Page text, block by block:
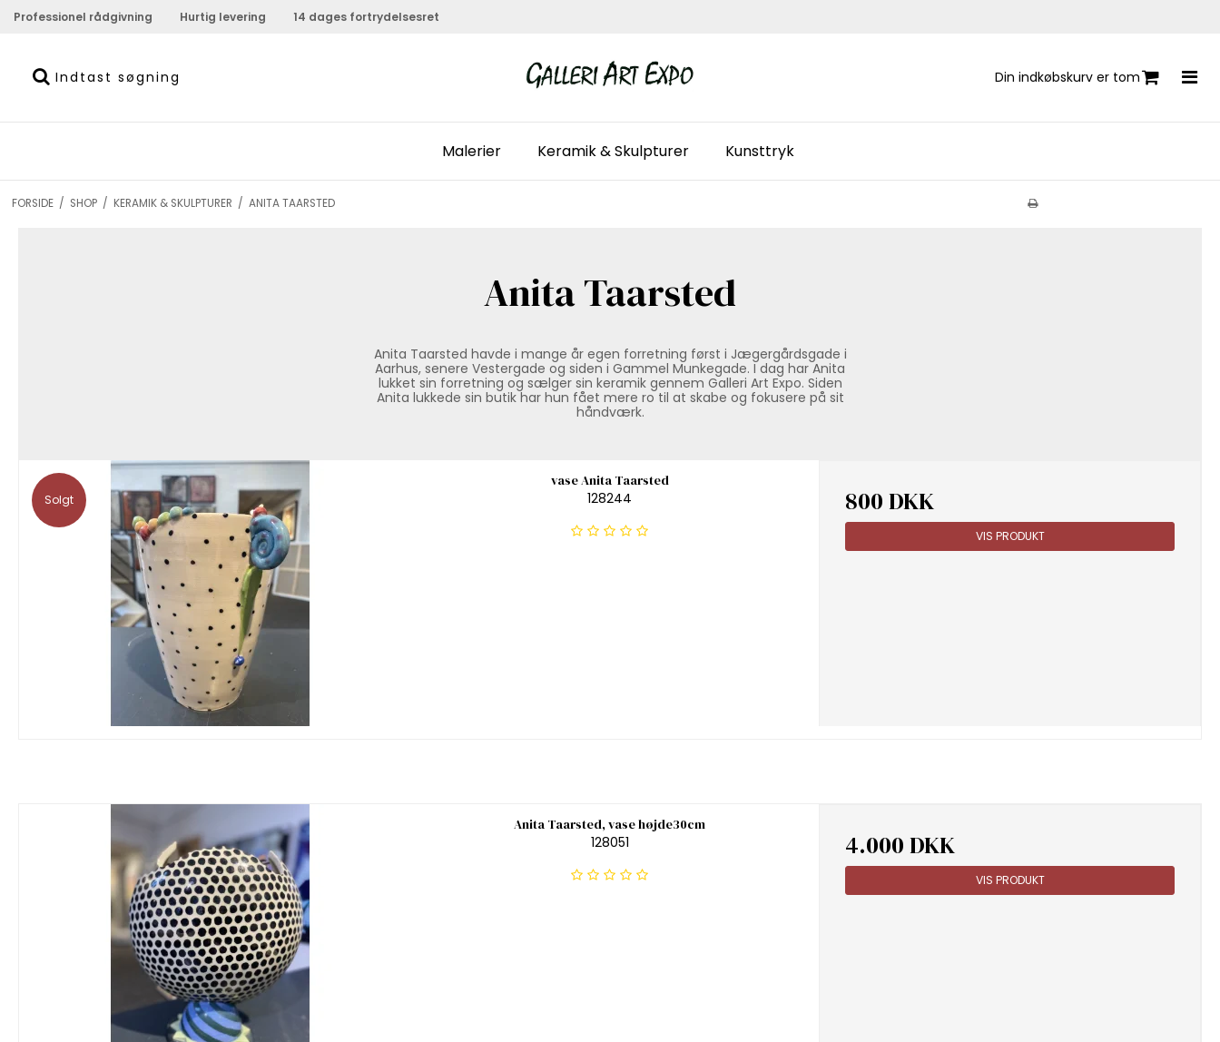
Professionel rådgivning Hurtig levering 14 dages fortrydelsesret
Din indkøbskurv er tom
Malerier Keramik & Skulpturer Kunsttryk
FORSIDE / SHOP / KERAMIK & SKULPTURER / ANITA TAARSTED
Anita Taarsted
Anita Taarsted havde i mange år egen forretning først i Jægergårdsgade i
Aarhus, senere Vestergade og siden i Gammel Munkegade. I dag har Anita
lukket sin forretning og sælger sin keramik gennem Galleri Art Expo. Siden
Anita lukkede sin butik har hun fået mere ro til at skabe og fokusere på sit
håndværk.
Solgt
vase Anita Taarsted
128244
800 DKK
VIS PRODUKT
Anita Taarsted, vase højde30cm
128051
4.000 DKK
VIS PRODUKT